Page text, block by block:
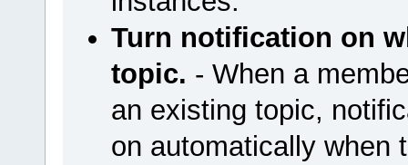
Turn notification on
topic. - When a
an existing topic,
on automatically when